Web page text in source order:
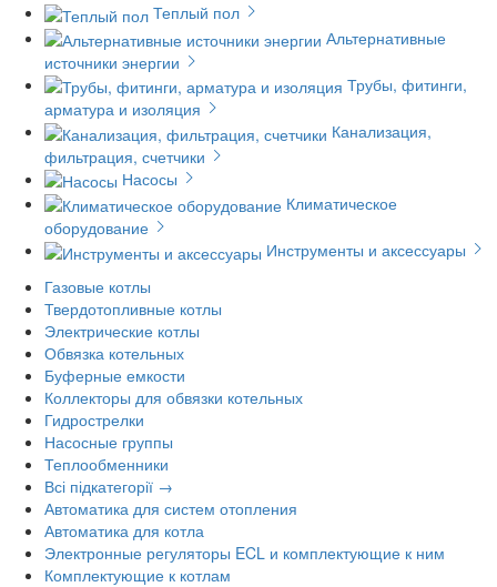
Теплый пол
Альтернативные
источники энергии
Трубы, фитинги,
арматура и изоляция
Канализация,
фильтрация, счетчики
Насосы
Климатическое
оборудование
Инструменты и аксессуары
Газовые котлы
Твердотопливные котлы
Электрические котлы
Обвязка котельных
Буферные емкости
Коллекторы для обвязки котельных
Гидрострелки
Насосные группы
Теплообменники
Всі підкатегорії →
Автоматика для систем отопления
Автоматика для котла
Электронные регуляторы ECL и комплектующие к ним
Комплектующие к котлам